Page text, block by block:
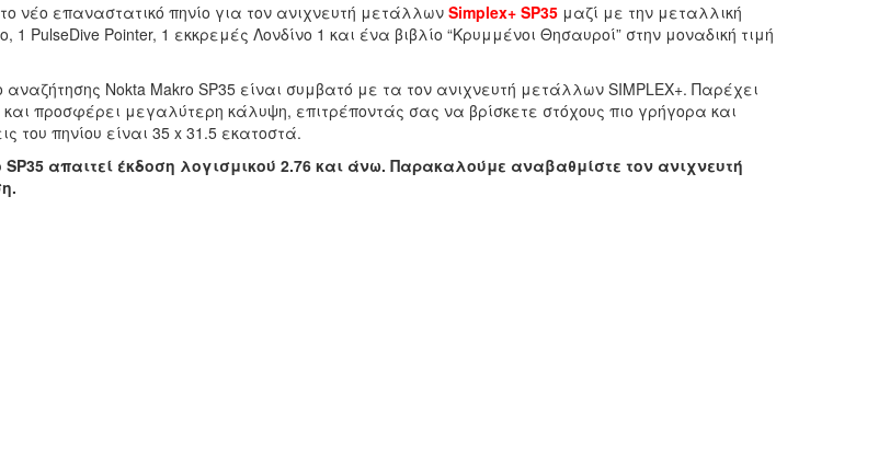
ΒΙΒΛΙΟ
ποσότητα
νέο επαναστατικό πηνίο για τον ανιχνευτή μετάλλων Simplex+ SP35μαζί με την μεταλλική
1 PulseDive Pointer, 1 εκκρεμές Λονδίνο 1 και ένα βιβλίο “Κρυμμένοι Θησαυροί” στην μοναδική τιμή
αναζήτησης Nokta Makro SP35 είναι συμβατό με τα τον ανιχνευτή μετάλλων SIMPLEX+. Παρέχει
προσφέρει μεγαλύτερη κάλυψη, επιτρέποντάς σας να βρίσκετε στόχους πιο γρήγορα και
του πηνίου είναι 35 x 31.5 εκατοστά.
απαιτεί έκδοση λογισμικού 2.76 και άνω. Παρακαλούμε αναβαθμίστε τον ανιχνευτή